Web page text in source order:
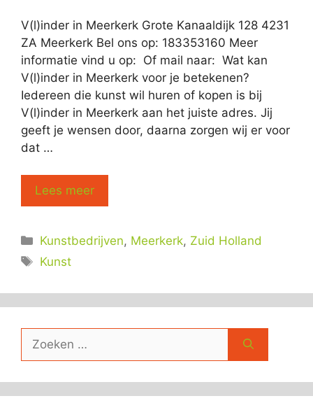
V(l)inder in Meerkerk Grote Kanaaldijk 128 4231
ZA Meerkerk Bel ons op: 183353160 Meer
informatie vind u op: Of mail naar: Wat kan
V(l)inder in Meerkerk voor je betekenen?
Iedereen die kunst wil huren of kopen is bij
V(l)inder in Meerkerk aan het juiste adres. Jij
geeft je wensen door, daarna zorgen wij er voor
dat …
Lees meer
Categorieën
Kunstbedrijven, Meerkerk, Zuid Holland
Tags
Kunst
naar: